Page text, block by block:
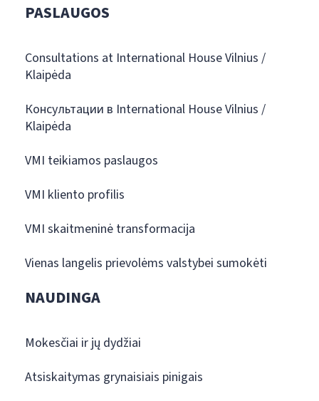
PASLAUGOS
Consultations at International House Vilnius /
Klaipėda
Консультации в International House Vilnius /
Klaipėda
VMI teikiamos paslaugos
VMI kliento profilis
VMI skaitmeninė transformacija
Vienas langelis prievolėms valstybei sumokėti
NAUDINGA
Mokesčiai ir jų dydžiai
Atsiskaitymas grynaisiais pinigais